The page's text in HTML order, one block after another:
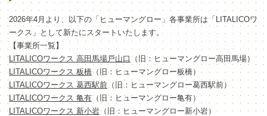
2026年4月より、以下の「ヒューマングロー」各事業所は「LITALICOワ
ークス」として新たにスタートいたします。
【事業所一覧】
LITALICOワークス 高田馬場戸山口 （旧：ヒューマングロー高田馬場）
LITALICOワークス 板橋（旧：ヒューマングロー板橋）
LITALICOワークス 葛西駅前 （旧：ヒューマングロー葛西駅前）
LITALICOワークス 亀有（旧：ヒューマングロー亀有）
LITALICOワークス 新小岩（旧：ヒューマングロー新小岩）